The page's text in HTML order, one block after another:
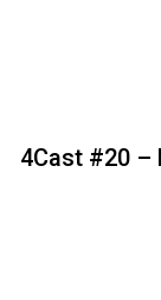
4Cast #20